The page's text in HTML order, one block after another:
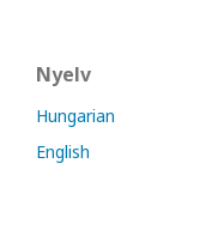
Nyelv
Hungarian
English